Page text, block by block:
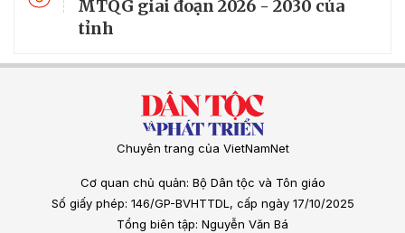
MTQG giai đoạn 2026 - 2030 của
tỉnh
Chuyên trang của VietNamNet
Cơ quan chủ quản: Bộ Dân tộc và Tôn giáo
Số giấy phép: 146/GP-BVHTTDL, cấp ngày 17/10/2025
Tổng biên tập: Nguyễn Văn Bá